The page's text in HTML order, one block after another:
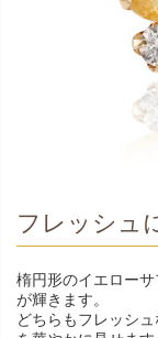
フレッシュ
楕円形のイエロー
が輝きます。
どちらもフレッシ